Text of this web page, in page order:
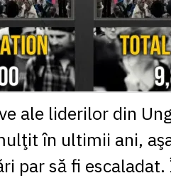
ale liderilor din
în ultimii ani,
par să fi